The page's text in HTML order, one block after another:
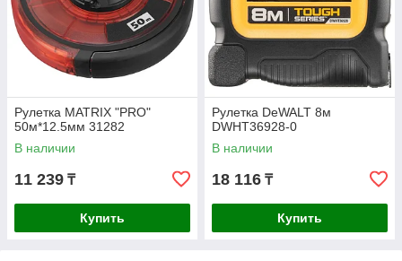
Рулетка MATRIX "PRO"
50м*12.5мм 31282
В наличии
11 239 ₸
Купить
Рулетка DeWALT 8м
DWHT36928-0
В наличии
18 116 ₸
Купить